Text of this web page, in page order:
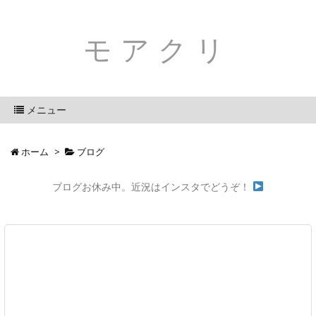
モアクリ
メニュー
ホーム > ブログ
ブログお休み中。近況はインスタでどうぞ！